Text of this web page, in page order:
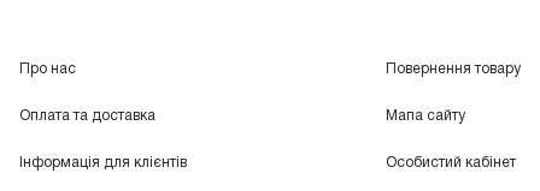
Про нас
Оплата та доставка
Інформація для клієнтів
Повернення товару
Мапа сайту
Особистий кабінет